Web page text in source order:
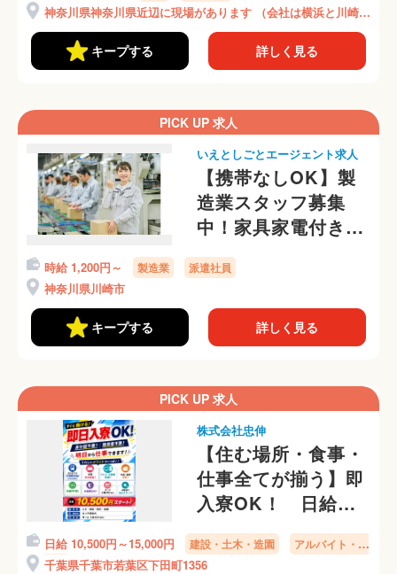
神奈川県神奈川県近辺に現場があります （会社は横浜と川崎で
す）
キープする 詳しく見る
PICK UP 求人
いえとしごとエージェント求人
【携帯なしOK】製
造業スタッフ募集
中！家具家電付き個
室寮あり
時給 1,200円～ 製造業 派遣社員
神奈川県川崎市
キープする 詳しく見る
PICK UP 求人
株式会社忠伸
【住む場所・食事・
仕事全てが揃う】即
入寮OK！ 日給
10,500円～ 身分証
無し・未経験者歓迎
日給 10,500円～15,000円 建設・土木・造園
アルバイト・パ
ート
千葉県千葉市若葉区下田町1356